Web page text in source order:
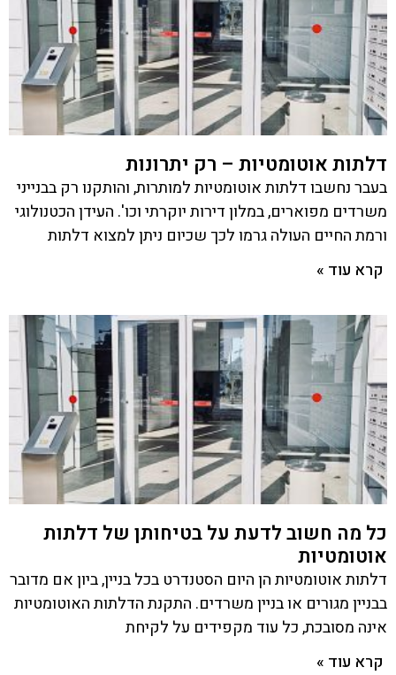
דלתות אוטומטיות – רק יתרונות
בעבר נחשבו דלתות אוטומטיות למותרות, והותקנו רק בבנייני
משרדים מפוארים, במלון דירות יוקרתי וכו'. העידן הכטנולוגי
ורמת החיים העולה גרמו לכך שכיום ניתן למצוא דלתות
קרא עוד »
כל מה חשוב לדעת על בטיחותן של דלתות
אוטומטיות
דלתות אוטומטיות הן היום הסטנדרט בכל בניין, ביון אם מדובר
בבניין מגורים או בניין משרדים. התקנת הדלתות האוטומטיות
אינה מסובכת, כל עוד מקפידים על לקיחת
קרא עוד »